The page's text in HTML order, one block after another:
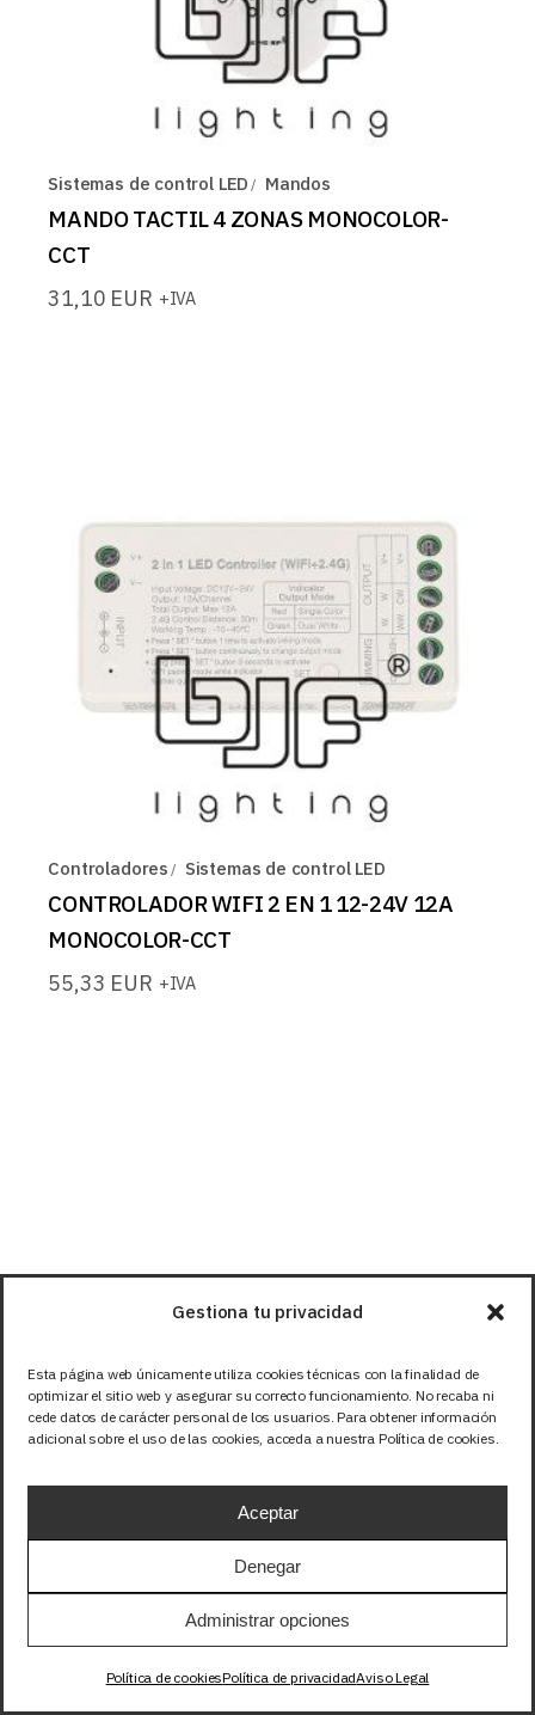
Gestiona tu privacidad
Esta página web únicamente utiliza cookies técnicas con la finalidad de
optimizar el sitio web y asegurar su correcto funcionamiento. No recaba ni
cede datos de carácter personal de los usuarios. Para obtener información
adicional sobre el uso de las cookies, acceda a nuestra Política de cookies.
Aceptar
Denegar
Administrar opciones
Política de cookiesPolítica de privacidadAviso Legal
Sistemas de control LED Mandos
MANDO TACTIL 4 ZONAS MONOCOLOR-
CCT
31,10 EUR +IVA
Controladores Sistemas de control LED
CONTROLADOR WIFI 2 EN 1 12-24V 12A
MONOCOLOR-CCT
55,33 EUR +IVA
Fábrica & Showroom